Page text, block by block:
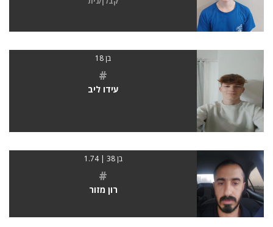
בן 18
#
עידו ליב
בן 38 | 1.74
#
רון מזור